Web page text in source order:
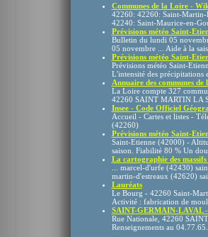
Communes de la Loire -
42260: 42260: Saint-
42240: Saint-Maurice-en-
Prévisions météo Saint-
Bulletin du lundi 05
05 novembre ... Aide à la
Prévisions météo Saint-
Prévisions météo Saint-
L'intensité des précipitations
Annuaire des communes
La Loire compte 327
42260 SAINT MARTIN LA
Insee - Code Officiel
Accueil - Cartes et listes -
(42260)
Prévisions météo Saint-
Saint-Etienne (42000) -
saison. Fiabilité 80 % Un
La cartographie des
... marcel-d'urfe (42430)
martin-d'estreaux (42620)
Lauréats
Le Bourg - 42260 Saint-
Activité : fabrication de
SAINT-GERMAIN-LAVAL
Rue Nationale, 42260
Renseignements au